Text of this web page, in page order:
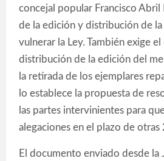
concejal popular Francisco Abril
de la edición y distribución de
vulnerar la Ley. También exige el
distribución de la edición del
la retirada de los ejemplares
lo establece la propuesta de
las partes intervinientes para
alegaciones en el plazo de otras
El documento enviado desde la